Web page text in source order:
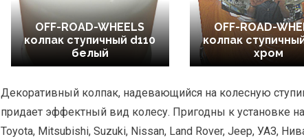
OFF-ROAD-WHEELS
колпак ступичный d110
белый
OFF-ROAD-
колпак
хром
Декоративный колпак, надевающийся на колесную
придает эффектный вид колесу. Пригодны к установке
Toyota, Mitsubishi, Suzuki, Nissan, Land Rover, Jeep, УАЗ,